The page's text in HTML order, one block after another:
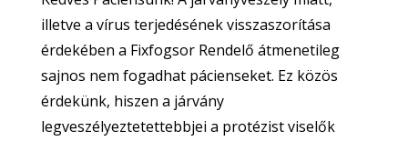
illetve a vírus terjedésének visszaszorítása
érdekében a Fixfogsor Rendelő átmenetileg
sajnos nem fogadhat pácienseket. Ez közös
érdekünk, hiszen a járvány
legveszélyeztetettebbjei a protézist viselők